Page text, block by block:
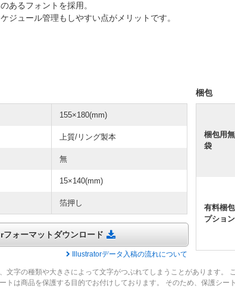
あるフォントを採用。
ジュール管理もしやすい点がメリットです。
155×180(mm)
上質/リング製本
無
15×140(mm)
箔押し
ォーマットダウンロード
Illustratorデータ入稿の流れについて
梱包
梱包用
袋
有料梱
プショ
字の種類や大きさによって文字がつぶれてしまうことがあります。
は商品を保護する目的でお付けしております。 そのため、保護シー